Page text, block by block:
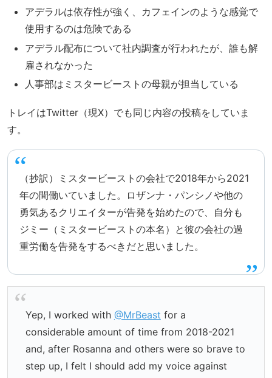
アデラルは依存性が強く、カフェインのような感覚で
使用するのは危険である
アデラル配布について社内調査が行われたが、誰も解
雇されなかった
人事部はミスタービーストの母親が担当している
トレイはTwitter（現X）でも同じ内容の投稿をしていま
す。
（抄訳）ミスタービーストの会社で2018年から2021
年の間働いていました。ロザンナ・パンシノや他の
勇気あるクリエイターが告発を始めたので、自分も
ジミー（ミスタービーストの本名）と彼の会社の過
重労働を告発をするべきだと思いました。
Yep, I worked with @MrBeast for a
considerable amount of time from 2018-2021
and, after Rosanna and others were so brave to
step up, I felt I should add my voice against